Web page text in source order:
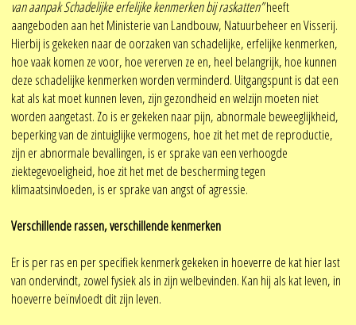
van aanpak Schadelijke erfelijke kenmerken bij raskatten”heeft
aangeboden aan het Ministerie van Landbouw, Natuurbeheer en Visserij.
Hierbij is gekeken naar de oorzaken van schadelijke, erfelijke kenmerken,
hoe vaak komen ze voor, hoe vererven ze en, heel belangrijk, hoe kunnen
deze schadelijke kenmerken worden verminderd. Uitgangspunt is dat een
kat als kat moet kunnen leven, zijn gezondheid en welzijn moeten niet
worden aangetast. Zo is er gekeken naar pijn, abnormale beweeglijkheid,
beperking van de zintuiglijke vermogens, hoe zit het met de reproductie,
zijn er abnormale bevallingen, is er sprake van een verhoogde
ziektegevoeligheid, hoe zit het met de bescherming tegen
klimaatsinvloeden, is er sprake van angst of agressie.
Verschillende rassen, verschillende kenmerken
Er is per ras en per specifiek kenmerk gekeken in hoeverre de kat hier last
van ondervindt, zowel fysiek als in zijn welbevinden. Kan hij als kat leven, in
hoeverre beïnvloedt dit zijn leven.